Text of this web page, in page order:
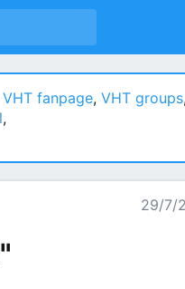
VHT fanpage, VHT groups,
,
29/7/